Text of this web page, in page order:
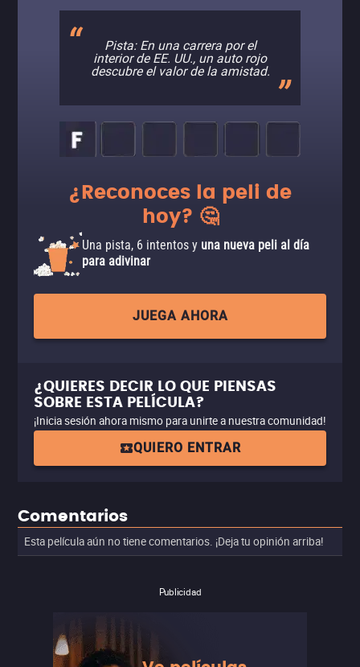
Pista: En una carrera por el
interior de EE. UU., un auto rojo
descubre el valor de la amistad.
¿Reconoces la peli de
hoy? 🤔
Una pista, 6 intentos y una nueva peli al día
para adivinar
JUEGA AHORA
¿QUIERES DECIR LO QUE PIENSAS
SOBRE ESTA PELÍCULA?
¡Inicia sesión ahora mismo para unirte a nuestra comunidad!
QUIERO ENTRAR
Comentarios
Esta película aún no tiene comentarios. ¡Deja tu opinión arriba!
Publicidad